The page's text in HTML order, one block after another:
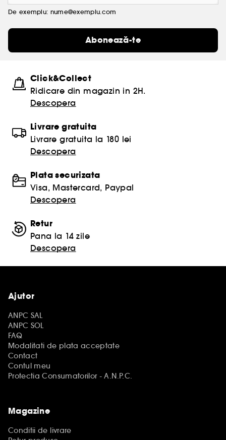
De exemplu: nume@exemplu.com
Abonează-te
Click&Collect
Ridicare din magazin in 2H.
Descopera
Livrare gratuita
Livrare gratuita la 180 lei
Descopera
Plata securizata
Visa, Mastercard, Paypal
Descopera
Retur
Pana la 14 zile
Descopera
Ajutor
ANPC SAL
ANPC SOL
FAQ
Modalitati de plata acceptate
Contact
Contul meu
Protectia Consumatorilor - A.N.P.C.
Magazine
Conditii de livrare